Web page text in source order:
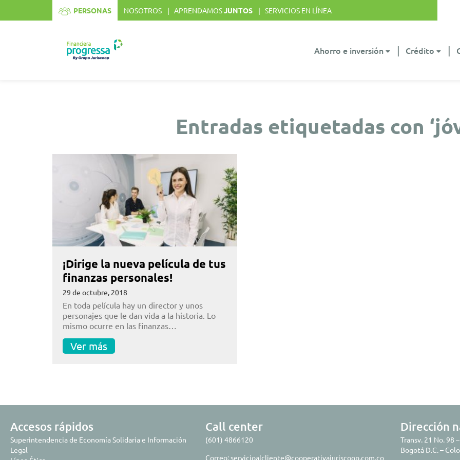
PERSONAS NOSOTROS APRENDAMOSJUNTOS SERVICIOS EN LÍNEA
Ahorro e inversión Crédito
Entradas etiquetadas con
¡Dirige la nueva película de tus
finanzas personales!
29 de octubre, 2018
En toda película hay un director y unos
personajes que le dan vida a la historia. Lo
mismo ocurre en las finanzas…
Ver más
Accesos rápidos
Superintendencia de Economía Solidaria e Información
Legal
Call center
(601) 4866120
Correo:servicioalcliente@cooperativajuriscoop.com.co
Dirección
Transv. 21 No. 98
Bogotá D.C. –